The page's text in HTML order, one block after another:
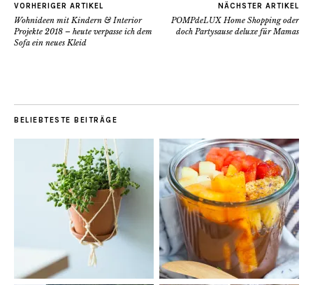
VORHERIGER ARTIKEL
Wohnideen mit Kindern & Interior
Projekte 2018 – heute verpasse ich dem
Sofa ein neues Kleid
NÄCHSTER ARTIKEL
POMPdeLUX Home Shopping oder
doch Partysause deluxe für Mamas
BELIEBTESTE BEITRÄGE